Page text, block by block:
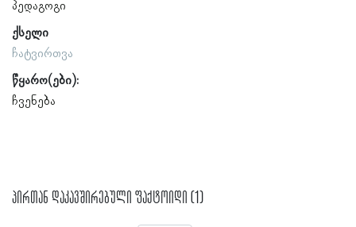
პედაგოგი
ქსელი
ჩატვირთვა
წყარო(ები):
ჩვენება
პირთან დაკავშირებული ფაქტოიდი (1)